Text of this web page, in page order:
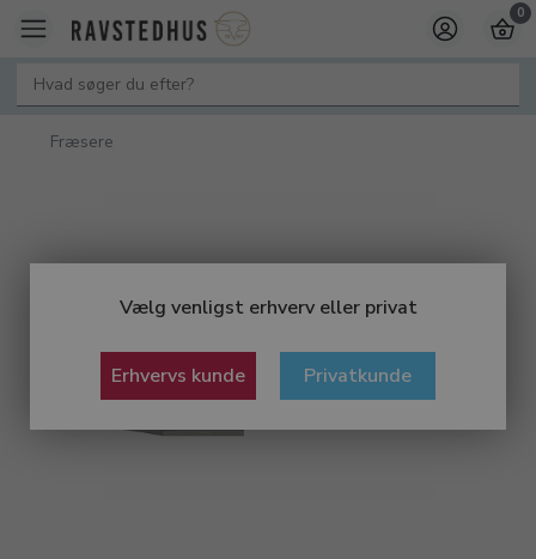
Vælg venligst erhverv eller privat
Erhvervs kunde Privatkunde
0
Fræsere